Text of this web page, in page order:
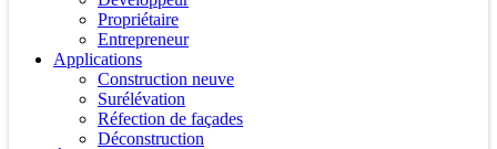
Propriétaire
Entrepreneur
Applications
Construction neuve
Surélévation
Réfection de façades
Déconstruction